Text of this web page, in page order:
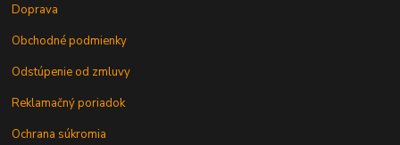
Doprava
Obchodné podmienky
Odstúpenie od zmluvy
Reklamačný poriadok
Ochrana súkromia